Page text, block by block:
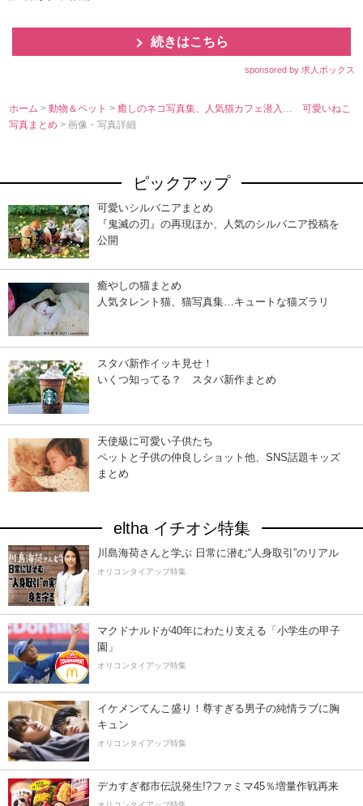
続きはこちら
sponsored by 求人ボックス
ホーム >動物＆ペット>癒しのネコ写真集、人気猫カフェ潜入… 可愛いねこ
写真まとめ> 画像・写真詳細
ピックアップ
可愛いシルバニアまとめ
『鬼滅の刃』の再現ほか、人気のシルバニア投稿を
公開
癒やしの猫まとめ
人気タレント猫、猫写真集…キュートな猫ズラリ
スタバ新作イッキ見せ！
いくつ知ってる？ スタバ新作まとめ
天使級に可愛い子供たち
ペットと子供の仲良しショット他、SNS話題キッズ
まとめ
eltha イチオシ特集
川島海荷さんと学ぶ 日常に潜む“人身取引”のリアル
オリコンタイアップ特集
マクドナルドが40年にわたり支える「小学生の甲子
園」
オリコンタイアップ特集
イケメンてんこ盛り！尊すぎる男子の純情ラブに胸
キュン
オリコンタイアップ特集
デカすぎ都市伝説発生!?ファミマ45％増量作戦再来